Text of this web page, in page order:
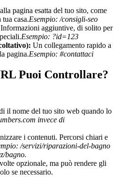
pagina esatta del tuo sito, come
casa.Esempio: /consigli-seo
Informazioni aggiuntive, di solito per
Esempio: ?id=123
Un collegamento rapido a
pagina.Esempio: #contattaci
Puoi Controllare?
il nome del tuo sito web quando lo
invece di
i contenuti. Percorsi chiari e
/servizi/riparazioni-del-bagno
bagno.
opzionale, ma può rendere gli
se necessario.